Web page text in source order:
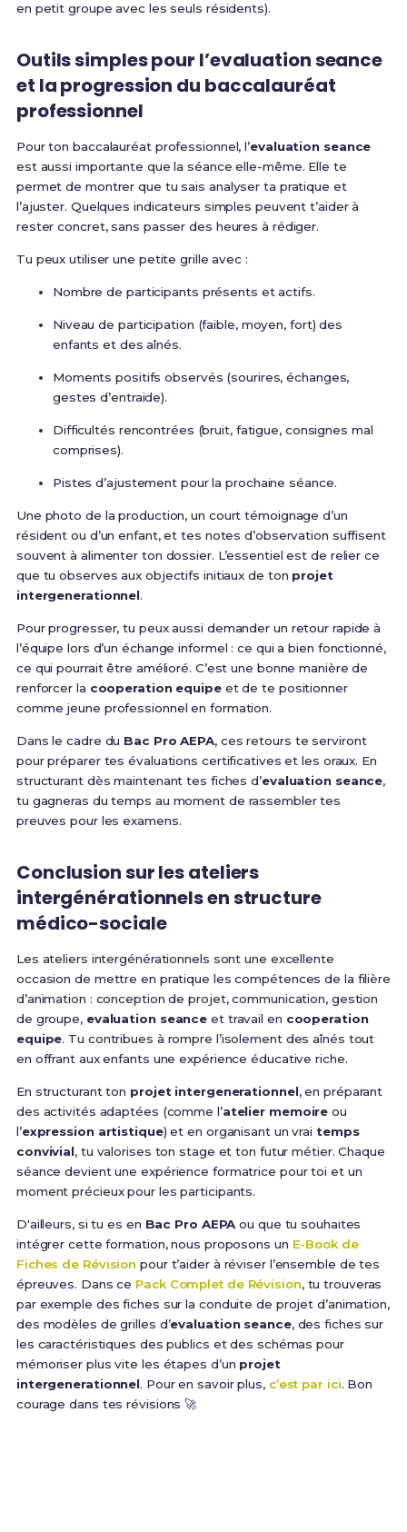
en petit groupe avec les seuls résidents).
Outils simples pour l’evaluation seance
et la progression du baccalauréat
professionnel
Pour ton baccalauréat professionnel, l’evaluation seance
est aussi importante que la séance elle-même. Elle te
permet de montrer que tu sais analyser ta pratique et
l’ajuster. Quelques indicateurs simples peuvent t’aider à
rester concret, sans passer des heures à rédiger.
Tu peux utiliser une petite grille avec :
Nombre de participants présents et actifs.
Niveau de participation (faible, moyen, fort) des
enfants et des aînés.
Moments positifs observés (sourires, échanges,
gestes d’entraide).
Difficultés rencontrées (bruit, fatigue, consignes mal
comprises).
Pistes d’ajustement pour la prochaine séance.
Une photo de la production, un court témoignage d’un
résident ou d’un enfant, et tes notes d’observation suffisent
souvent à alimenter ton dossier. L’essentiel est de relier ce
que tu observes aux objectifs initiaux de ton projet
intergenerationnel.
Pour progresser, tu peux aussi demander un retour rapide à
l’équipe lors d’un échange informel : ce qui a bien fonctionné,
ce qui pourrait être amélioré. C’est une bonne manière de
renforcer la cooperation equipeet de te positionner
comme jeune professionnel en formation.
Dans le cadre du Bac Pro AEPA, ces retours te serviront
pour préparer tes évaluations certificatives et les oraux. En
structurant dès maintenant tes fiches d’evaluation seance,
tu gagneras du temps au moment de rassembler tes
preuves pour les examens.
Conclusion sur les ateliers
intergénérationnels en structure
médico-sociale
Les ateliers intergénérationnels sont une excellente
occasion de mettre en pratique les compétences de la filière
d’animation : conception de projet, communication, gestion
de groupe, evaluation seance et travail en cooperation
equipe. Tu contribues à rompre l’isolement des aînés tout
en offrant aux enfants une expérience éducative riche.
En structurant ton projet intergenerationnel, en préparant
des activités adaptées (comme l’atelier memoire ou
l’expression artistique) et en organisant un vrai temps
convivial, tu valorises ton stage et ton futur métier. Chaque
séance devient une expérience formatrice pour toi et un
moment précieux pour les participants.
D'ailleurs, si tu es en Bac Pro AEPAou que tu souhaites
intégrer cette formation, nous proposons un E-Book de
Fiches de Révision pour t’aider à réviser l’ensemble de tes
épreuves. Dans ce Pack Complet de Révision, tu trouveras
par exemple des fiches sur la conduite de projet d’animation,
des modèles de grilles d’evaluation seance, des fiches sur
les caractéristiques des publics et des schémas pour
mémoriser plus vite les étapes d’un projet
intergenerationnel. Pour en savoir plus, c’est par ici. Bon
courage dans tes révisions 🚀